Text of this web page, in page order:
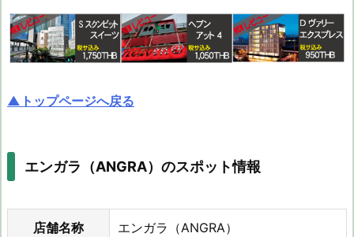
▲トップページへ戻る
エンガラ（ANGRA）のスポット情報
店舗名称 エンガラ（ANGRA）